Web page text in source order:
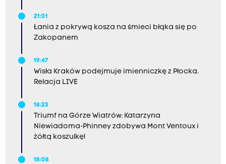
21:01
Łania z pokrywą kosza na śmieci błąka się po
Zakopanem
19:47
Wisła Kraków podejmuje imienniczkę z Płocka.
Relacja LIVE
18:23
Triumf na Górze Wiatrów: Katarzyna
Niewiadoma-Phinney zdobywa Mont Ventoux i
żółtą koszulkę!
18:08